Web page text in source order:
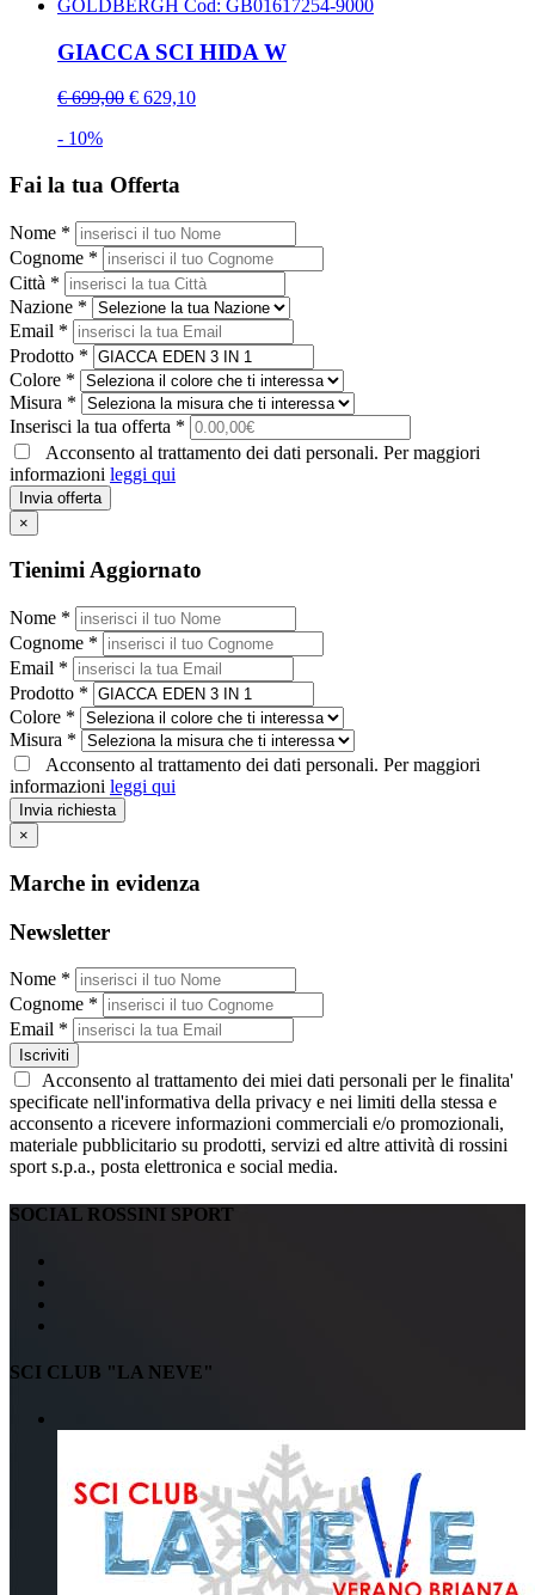
GOLDBERGH Cod: GB01617254-9000
GIACCA SCI HIDA W
€ 699,00 € 629,10
- 10%
Fai la tua Offerta
Nome *
Cognome *
Città *
Nazione *
Email *
Prodotto *
Colore *
Misura *
Inserisci la tua offerta *
Acconsento al trattamento dei dati personali. Per maggiori
informazioni leggi qui
Invia offerta
×
Tienimi Aggiornato
Nome *
Cognome *
Email *
Prodotto *
Colore *
Misura *
Acconsento al trattamento dei dati personali. Per maggiori
informazioni leggi qui
Invia richiesta
×
Marche in evidenza
Newsletter
Nome *
Cognome *
Email *
Iscriviti
Acconsento al trattamento dei miei dati personali per le finalita'
specificate nell'informativa della privacy e nei limiti della stessa e
acconsento a ricevere informazioni commerciali e/o promozionali,
materiale pubblicitario su prodotti, servizi ed altre attività di rossini
sport s.p.a., posta elettronica e social media.
SOCIAL ROSSINI SPORT
SCI CLUB "LA NEVE"